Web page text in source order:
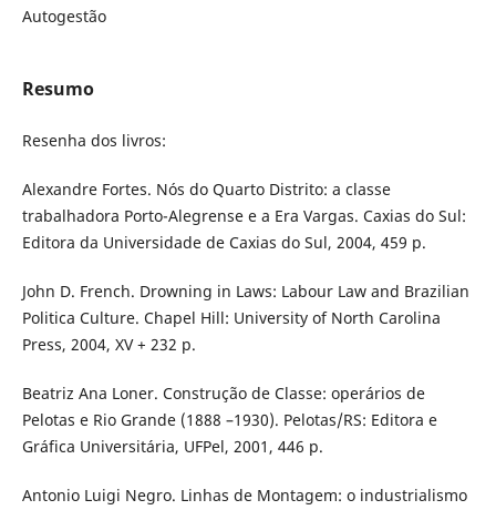
Autogestão
Resumo
Resenha dos livros:
Alexandre Fortes. Nós do Quarto Distrito: a classe
trabalhadora Porto-Alegrense e a Era Vargas. Caxias do Sul:
Editora da Universidade de Caxias do Sul, 2004, 459 p.
John D. French. Drowning in Laws: Labour Law and Brazilian
Politica Culture. Chapel Hill: University of North Carolina
Press, 2004, XV + 232 p.
Beatriz Ana Loner. Construção de Classe: operários de
Pelotas e Rio Grande (1888 –1930). Pelotas/RS: Editora e
Gráfica Universitária, UFPel, 2001, 446 p.
Antonio Luigi Negro. Linhas de Montagem: o industrialismo